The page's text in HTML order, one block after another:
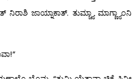
ನಿರಾಶಿ ಜಾಯ್ನಾಕಾತ್. ತುಮ್ಚ್ಯಾ ಮಾಗ್ಣ್ಯಾಂನಿ